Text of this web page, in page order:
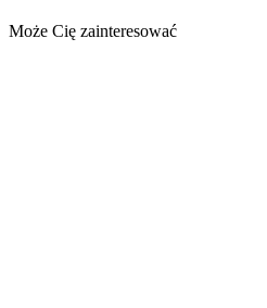
Może Cię zainteresować